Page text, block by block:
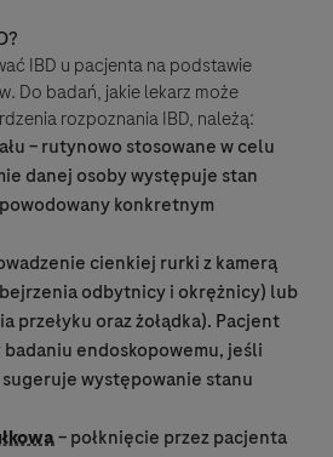
IBD u pacjenta na podstawie
Do badań, jakie lekarz może
rozpoznania IBD, należą:
– rutynowo stosowane w celu
danej osoby występuje stan
konkretnym
cienkiej rurki z kamerą
odbytnicy i okrężnicy) lub
przełyku oraz żołądka). Pacjent
endoskopowemu, jeśli
występowanie stanu
– połknięcie przez pacjenta